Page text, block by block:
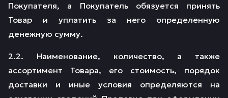
Покупателя, а Покупатель обязуется принять
Товар и уплатить за него определенную
денежную сумму.
2.2. Наименование, количество, а также
ассортимент Товара, его стоимость, порядок
доставки и иные условия определяются на